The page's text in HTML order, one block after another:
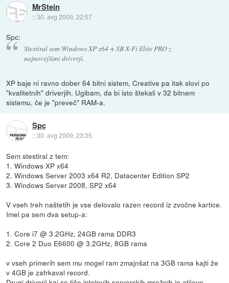
MrStein
::30. avg 2009, 22:57
Spc:
Stestiral sem Windows XP x64 + SB X-Fi Elite PRO z
najnovejšimi driverji.
XP baje ni ravno dober 64 bitni sistem, Creative pa itak slovi po
"kvalitetnih" driverjih. Ugibam, da bi isto štekali v 32 bitnem
sistemu, če je "preveč" RAM-a.
Spc
::30. avg 2009, 23:35
Sem stestiral z tem:
1. Windows XP x64
2. Windows Server 2003 x64 R2, Datacenter Edition SP2
3. Windows Server 2008, SP2 x64
V vseh treh naštetih je vse delovalo razen record iz zvočne kartice.
Imel pa sem dva setup-a:
1. Core i7 @ 3.2GHz, 24GB rama DDR3
2. Core 2 Duo E6600 @ 3.2GHz, 8GB rama
v vseh primerih sem mu mogel ram zmajnšat na 3GB rama kajti že
v 4GB je zafrkaval record.